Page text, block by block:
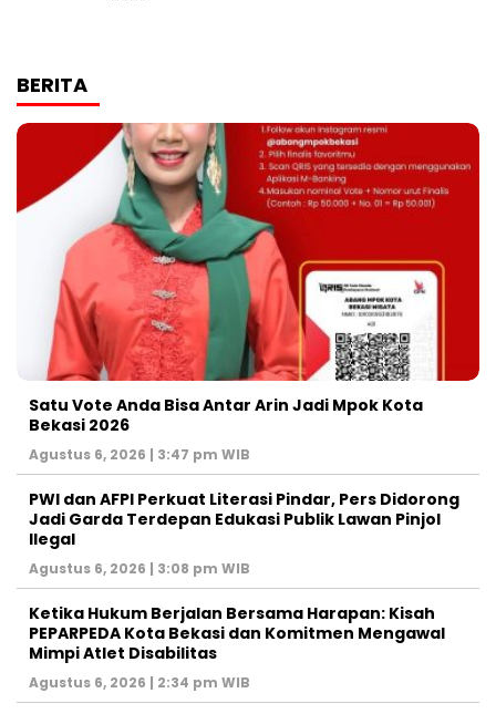
BERITA
Satu Vote Anda Bisa Antar Arin Jadi Mpok Kota
Bekasi 2026
Agustus 6, 2026 | 3:47 pm WIB
PWI dan AFPI Perkuat Literasi Pindar, Pers Didorong
Jadi Garda Terdepan Edukasi Publik Lawan Pinjol
Ilegal
Agustus 6, 2026 | 3:08 pm WIB
Ketika Hukum Berjalan Bersama Harapan: Kisah
PEPARPEDA Kota Bekasi dan Komitmen Mengawal
Mimpi Atlet Disabilitas
Agustus 6, 2026 | 2:34 pm WIB